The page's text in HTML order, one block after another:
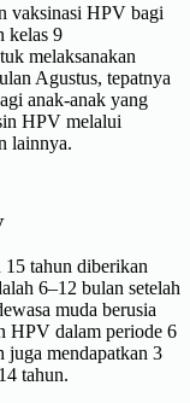
vaksinasi HPV bagi
kelas 9
melaksanakan
Agustus, tepatnya
anak-anak yang
HPV melalui
lainnya.
tahun diberikan
6–12 bulan setelah
muda berusia
HPV dalam periode 6
juga mendapatkan 3
tahun.